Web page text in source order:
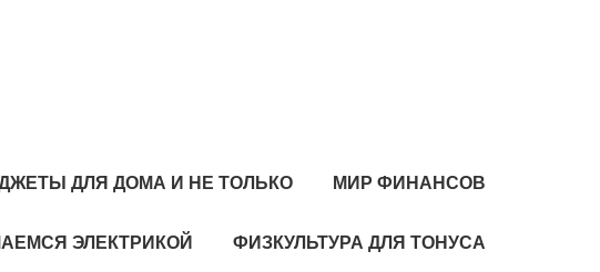
ДЛЯ ДОМА И НЕ ТОЛЬКО МИР ФИНАНСОВ
ЭЛЕКТРИКОЙ ФИЗКУЛЬТУРА ДЛЯ ТОНУСА